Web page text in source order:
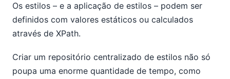
Os estilos – e a aplicação de estilos – podem ser
definidos com valores estáticos ou calculados
através de XPath.
Criar um repositório centralizado de estilos não só
poupa uma enorme quantidade de tempo, como